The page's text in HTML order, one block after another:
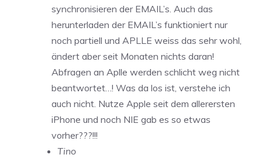
synchronisieren der EMAIL’s. Auch das
herunterladen der EMAIL’s funktioniert nur
noch partiell und APLLE weiss das sehr wohl,
ändert aber seit Monaten nichts daran!
Abfragen an Aplle werden schlicht weg nicht
beantwortet…! Was da los ist, verstehe ich
auch nicht. Nutze Apple seit dem allerersten
iPhone und noch NIE gab es so etwas
vorher???!!!
Tino